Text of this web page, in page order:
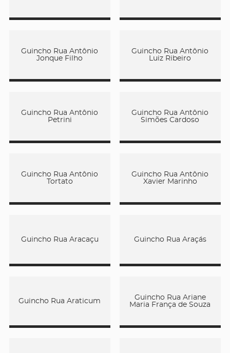
Guincho Rua Antônio
Jonque Filho
Guincho Rua Antônio
Luiz Ribeiro
Guincho Rua Antônio
Petrini
Guincho Rua Antônio
Simões Cardoso
Guincho Rua Antônio
Tortato
Guincho Rua Antônio
Xavier Marinho
Guincho Rua Aracaçu Guincho Rua Araçás
Guincho Rua Araticum
Guincho Rua Ariane
Maria França de Souza